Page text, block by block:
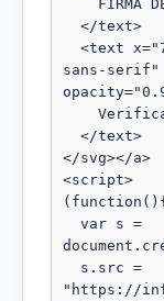
sans-
</svg></a>
<script>
(function(){
"https://